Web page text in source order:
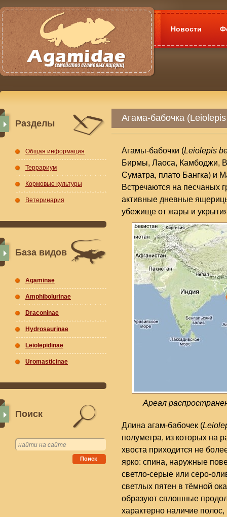
Новости
Разделы
Общая информация
Террариум
Кормовые культуры
Ветеринария
База видов
Agaminae
Amphibolurinae
Draconinae
Hydrosaurinae
Leiolepidinae
Uromasticinae
Поиск
Поиск
Агама-бабочка
Агамы-бабочки (Leiolepis
Бирмы, Лаоса, Камбоджи,
Суматра, плато Бангка) и
Встречаются на песчаных
активные дневные
убежище от жары и
Ареал
Длина агам-бабочек (
полуметра, из которых на
хвоста приходится не
ярко: спина, наружные
светло-серые или серо-
светлых пятен в тёмной
образуют сплошные
характерно наличие